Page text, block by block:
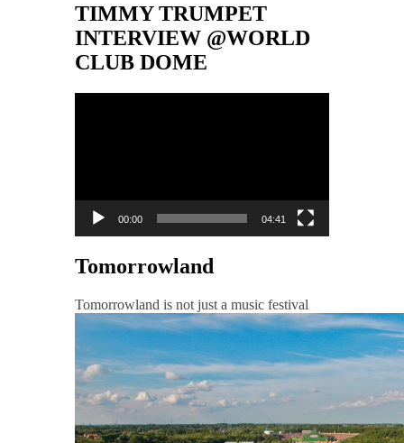
TIMMY TRUMPET
INTERVIEW @WORLD
CLUB DOME
00:00 04:41
Tomorrowland
Tomorrowland is not just a music festival